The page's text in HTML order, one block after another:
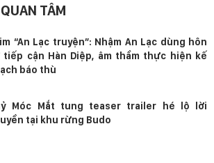
TÂM
“An Lạc truyện”: Nhậm An Lạc dùng hôn
tiếp cận Hàn Diệp, âm thầm thực hiện kế
báo thù
Móc Mắt tung teaser trailer hé lộ lời
tại khu rừng Budo